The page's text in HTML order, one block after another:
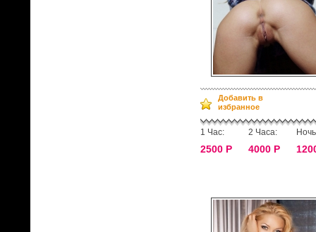
Добавить в
избранное
1 Час:
2500 Р
2 Часа:
4000 Р